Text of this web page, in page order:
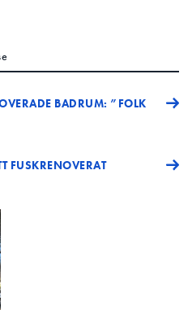
BADRUM: ”FOLK
FUSKRENOVERAT